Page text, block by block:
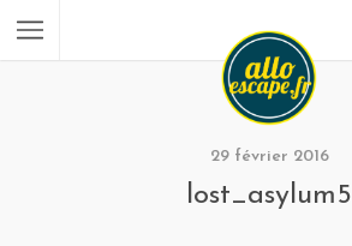
29 février 2016
lost_asylum5